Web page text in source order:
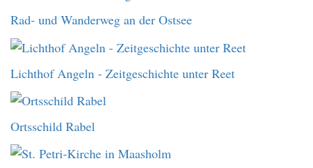
Rad- und Wanderweg an der Ostsee
Lichthof Angeln - Zeitgeschichte unter Reet
Ortsschild Rabel